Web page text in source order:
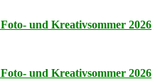
Foto- und Kreativsommer 2026
Foto- und Kreativsommer 2026